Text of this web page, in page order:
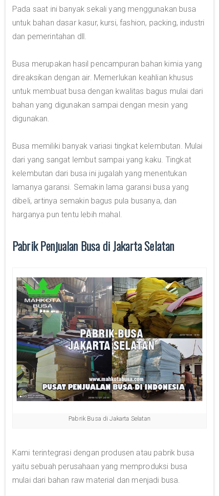
Pada saat ini banyak sekali yang menggunakan busa
untuk bahan dasar kasur, kursi, fashion, packing, industri
dan pemerintahan dll.
Busa merupakan hasil pencampuran bahan kimia yang
direaksikan dengan air. Memerlukan keahlian khusus
untuk membuat busa dengan kwalitas bagus mulai dari
bahan yang digunakan sampai dengan mesin yang
digunakan.
Busa memiliki banyak variasi tingkat kelembutan. Mulai
dari yang sangat lembut sampai yang kaku. Tingkat
kelembutan dari busa ini jugalah yang menentukan
lamanya garansi. Semakin lama garansi busa yang
dibeli, artinya semakin bagus pula busanya, dan
harganya pun tentu lebih mahal.
Pabrik Penjualan Busa di Jakarta Selatan
Pabrik Busa di Jakarta Selatan
Kami terintegrasi dengan produsen atau pabrik busa
yaitu sebuah perusahaan yang memproduksi busa
mulai dari bahan raw material dan menjadi busa.